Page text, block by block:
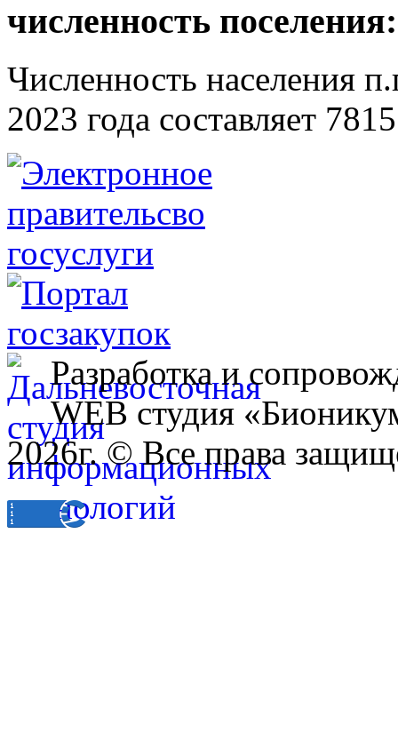
численность поселения:
Численность населения
2023 года составляет
Разработка и
WEB студия
2026г. © Все права